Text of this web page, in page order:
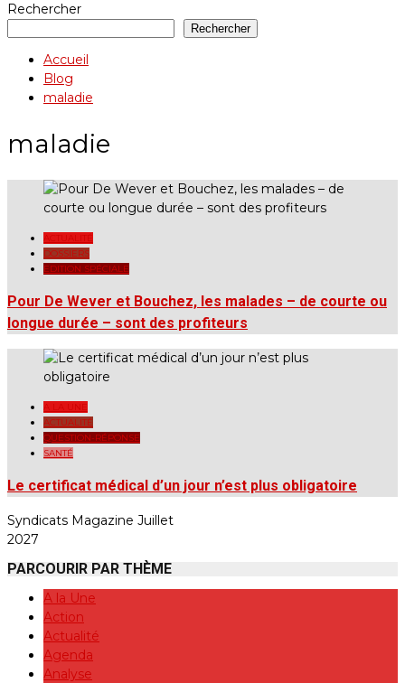
Rechercher
Rechercher
Accueil
Blog
maladie
maladie
DOSSIERS
EDITION SPÉCIALE
Pour De Wever et Bouchez, les malades – de courte ou
longue durée – sont des profiteurs
ACTUALITÉ
QUESTION-RÉPONSE
SANTÉ
Le certificat médical d’un jour n’est plus obligatoire
Syndicats Magazine Juillet
2027
PARCOURIR PAR THÈME
A la Une
Action
Actualité
Agenda
Analyse